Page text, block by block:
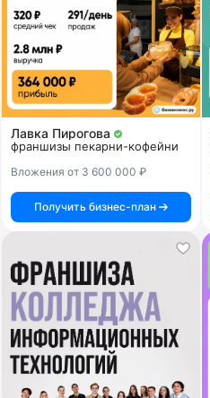
Лавка Пирогова
франшизы пекарни-кофейни
Вложения от 3 600 000 ₽
Получить бизнес-план